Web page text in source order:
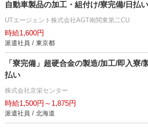
自動車製品の加工・組付け/寮完備/日払
UTエージェント株式会社AGT南関東第二CU
時給1,600円
派遣社員 / 東京都
「寮完備」超硬合金の製造/加工/即入寮/
払い
株式会社京栄センター
時給1,500円～1,875円
派遣社員 / 北海道